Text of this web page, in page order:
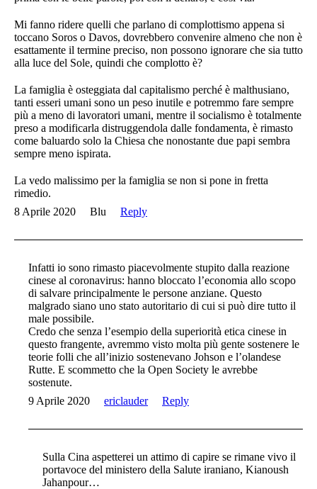
Mi fanno ridere quelli che parlano di complottismo appena si
toccano Soros o Davos, dovrebbero convenire almeno che non è
esattamente il termine preciso, non possono ignorare che sia tutto
alla luce del Sole, quindi che complotto è?
La famiglia è osteggiata dal capitalismo perché è malthusiano,
tanti esseri umani sono un peso inutile e potremmo fare sempre
più a meno di lavoratori umani, mentre il socialismo è totalmente
preso a modificarla distruggendola dalle fondamenta, è rimasto
come baluardo solo la Chiesa che nonostante due papi sembra
sempre meno ispirata.
La vedo malissimo per la famiglia se non si pone in fretta
rimedio.
8 Aprile 2020
Blu Reply
Infatti io sono rimasto piacevolmente stupito dalla reazione
cinese al coronavirus: hanno bloccato l’economia allo scopo
di salvare principalmente le persone anziane. Questo
malgrado siano uno stato autoritario di cui si può dire tutto il
male possibile.
Credo che senza l’esempio della superiorità etica cinese in
questo frangente, avremmo visto molta più gente sostenere le
teorie folli che all’inizio sostenevano Johson e l’olandese
Rutte. E scommetto che la Open Society le avrebbe
sostenute.
9 Aprile 2020
ericlauder Reply
Sulla Cina aspetterei un attimo di capire se rimane vivo il
portavoce del ministero della Salute iraniano, Kianoush
Jahanpour…